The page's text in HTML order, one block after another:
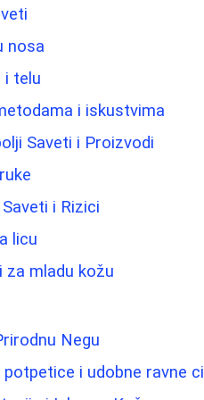
nosa
i telu
i iskustvima
Saveti i Proizvodi
i Rizici
licu
mladu kožu
Negu
i udobne ravne